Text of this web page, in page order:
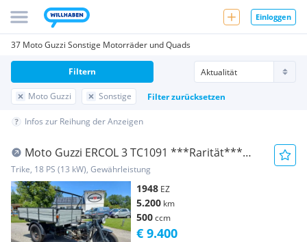
Einloggen
37 Moto Guzzi Sonstige Motorräder und Quads
Moto Guzzi Sonstige Filter zurücksetzen
Filtern
Infos zur Reihung der Anzeigen
Moto Guzzi ERCOL 3 TC1091 ***Rarität***
Trike Oldtimer
Trike, 18 PS (13 kW), Gewährleistung
1948 EZ
5.200 km
500ccm
€ 9.400